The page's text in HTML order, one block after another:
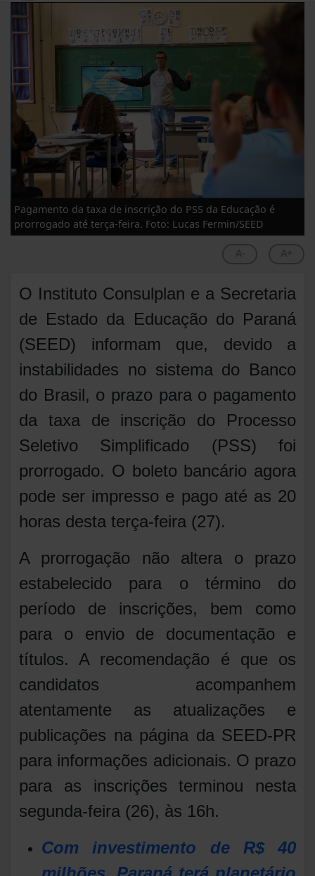
Pagamento da taxa de inscrição do PSS da Educação é
prorrogado até terça-feira. Foto: Lucas Fermin/SEED
O Instituto Consulplan e a Secretaria
de Estado da Educação do Paraná
(SEED) informam que, devido a
instabilidades no sistema do Banco
do Brasil, o prazo para o pagamento
da taxa de inscrição do Processo
Seletivo Simplificado (PSS) foi
prorrogado. O boleto bancário agora
pode ser impresso e pago até as 20
horas desta terça-feira (27).
A prorrogação não altera o prazo
estabelecido para o término do
período de inscrições, bem como
para o envio de documentação e
títulos. A recomendação é que os
candidatos acompanhem
atentamente as atualizações e
publicações na página da SEED-PR
para informações adicionais. O prazo
para as inscrições terminou nesta
segunda-feira (26), às 16h.
Com investimento de R$ 40